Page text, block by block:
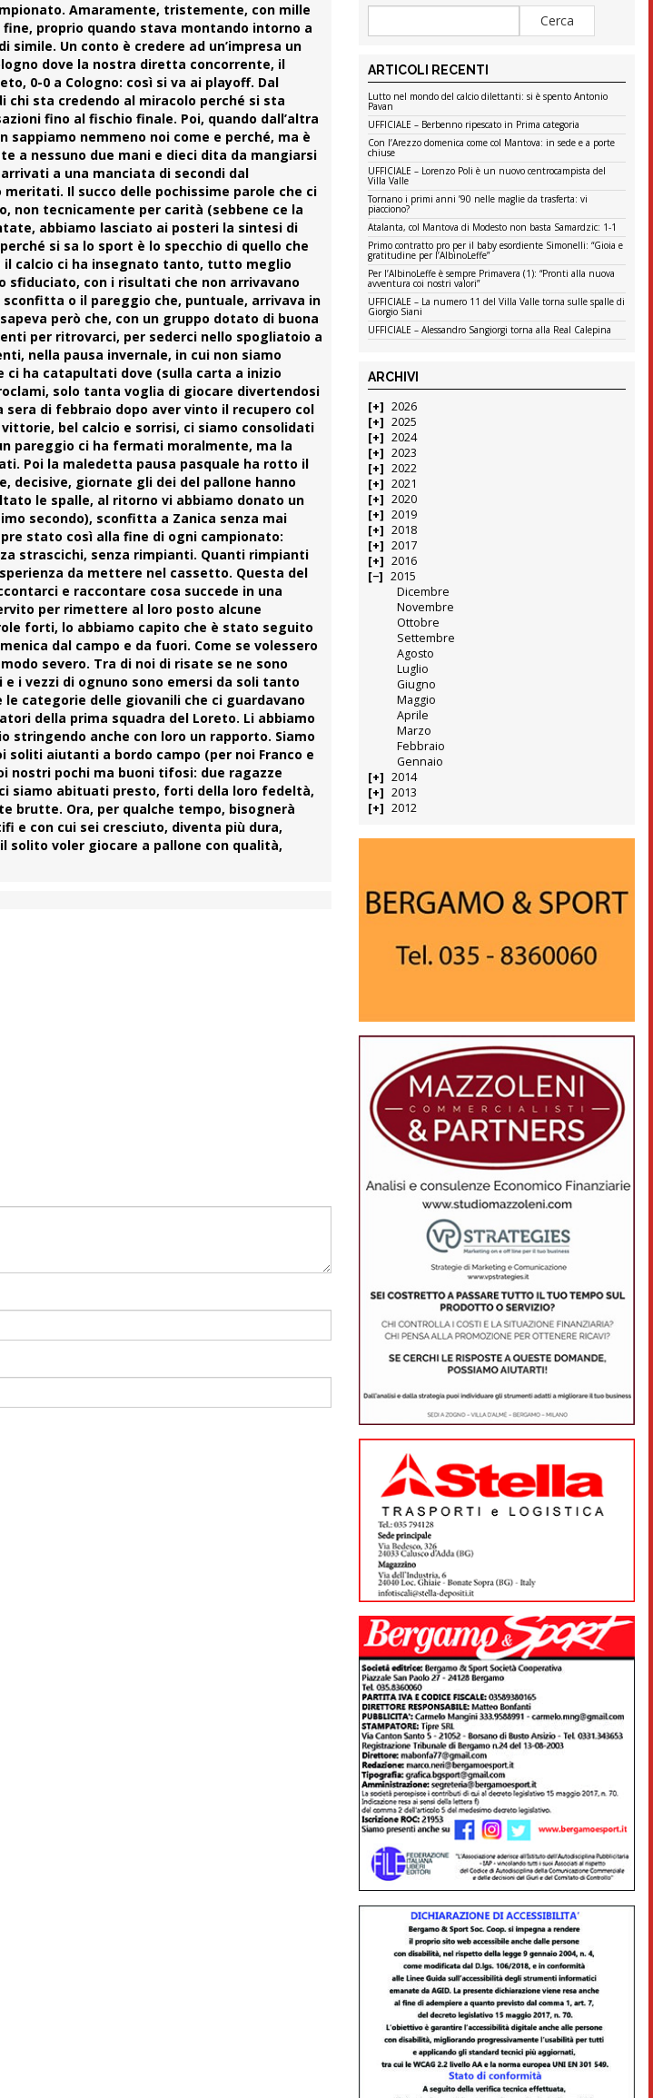
Amaramente, tristemente, con mille
proprio quando stava montando intorno a
simile. Un conto è credere ad un’impresa un
dove la nostra diretta concorrente, il
0-0 a Cologno: così si va ai playoff. Dal
chi sta credendo al miracolo perché si sta
fino al fischio finale. Poi, quando dall’altra
nemmeno noi come e perché, ma è
a nessuno due mani e dieci dita da mangiarsi
a una manciata di secondi dal
Il succo delle pochissime parole che ci
non tecnicamente per carità (sebbene ce la
abbiamo lasciato ai posteri la sintesi di
si sa lo sport è lo specchio di quello che
calcio ci ha insegnato tanto, tutto meglio
sfiduciato, con i risultati che non arrivavano
o il pareggio che, puntuale, arrivava in
sapeva però che, con un gruppo dotato di buona
per ritrovarci, per sederci nello spogliatoio a
nella pausa invernale, in cui non siamo
ci ha catapultati dove (sulla carta a inizio
solo tanta voglia di giocare divertendosi
di febbraio dopo aver vinto il recupero col
bel calcio e sorrisi, ci siamo consolidati
pareggio ci ha fermati moralmente, ma la
Poi la maledetta pausa pasquale ha rotto il
decisive, giornate gli dei del pallone hanno
le spalle, al ritorno vi abbiamo donato un
secondo), sconfitta a Zanica senza mai
stato così alla fine di ogni campionato:
strascichi, senza rimpianti. Quanti rimpianti
da mettere nel cassetto. Questa del
e raccontare cosa succede in una
per rimettere al loro posto alcune
forti, lo abbiamo capito che è stato seguito
dal campo e da fuori. Come se volessero
severo. Tra di noi di risate se ne sono
i vezzi di ognuno sono emersi da soli tanto
categorie delle giovanili che ci guardavano
della prima squadra del Loreto. Li abbiamo
stringendo anche con loro un rapporto. Siamo
aiutanti a bordo campo (per noi Franco e
nostri pochi ma buoni tifosi: due ragazze
siamo abituati presto, forti della loro fedeltà,
brutte. Ora, per qualche tempo, bisognerà
e con cui sei cresciuto, diventa più dura,
solito voler giocare a pallone con qualità,
ARTICOLI RECENTI
Lutto nel mondo del calcio dilettanti: si è spento Antonio
Pavan
UFFICIALE – Berbenno ripescato in Prima categoria
Con l’Arezzo domenica come col Mantova: in sede e a porte
chiuse
UFFICIALE – Lorenzo Poli è un nuovo centrocampista del
Villa Valle
Tornano i primi anni ’90 nelle maglie da trasferta: vi
piacciono?
Atalanta, col Mantova di Modesto non basta Samardzic: 1-1
Primo contratto pro per il baby esordiente Simonelli: “Gioia e
gratitudine per l’AlbinoLeffe”
Per l’AlbinoLeffe è sempre Primavera (1): “Pronti alla nuova
avventura coi nostri valori”
UFFICIALE – La numero 11 del Villa Valle torna sulle spalle di
Giorgio Siani
UFFICIALE – Alessandro Sangiorgi torna alla Real Calepina
ARCHIVI
2026
2025
2024
2023
2022
2021
2020
2019
2018
2017
2016
2015
Dicembre
Novembre
Ottobre
Settembre
Agosto
Luglio
Giugno
Maggio
Aprile
Marzo
Febbraio
Gennaio
2014
2013
2012